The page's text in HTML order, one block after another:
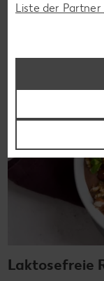
Laktosefreie
Liste der